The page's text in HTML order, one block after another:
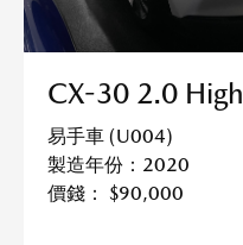
CX-30 2.0 High
易手車 (U004)
製造年份：2020
價錢： $90,000